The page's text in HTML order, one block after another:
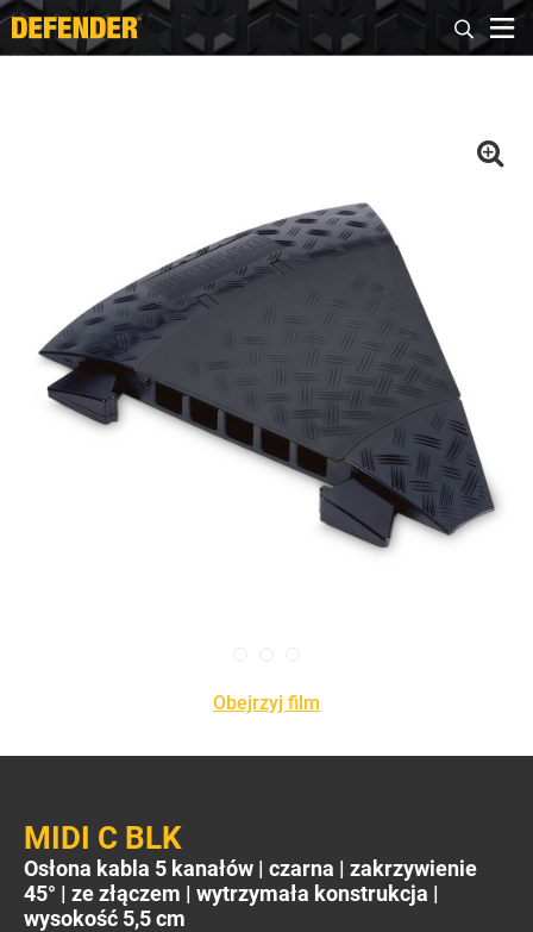
Obejrzyj film
MIDI C BLK
Osłona kabla 5 kanałów | czarna | zakrzywienie
45° | ze złączem | wytrzymała konstrukcja |
wysokość 5,5 cm